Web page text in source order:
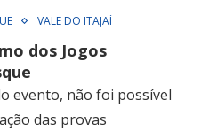
VALE DO ITAJAÍ
dos Jogos
evento, não foi possível
das provas